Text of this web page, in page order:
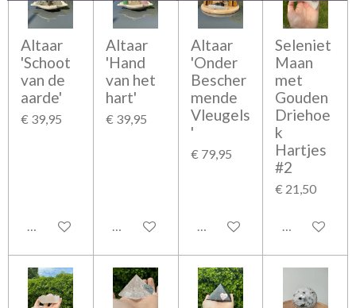
Altaar
'Schoot
van de
aarde'
€ 39,95
Houd mij op de hoogte
Altaar
'Hand
van het
hart'
€ 39,95
Houd mij op de hoogte
Altaar
'Onder
Bescher
mende
Vleugels
'
€ 79,95
Houd mij op de hoogte
Seleniet
Maan
met
Gouden
Driehoe
k
Hartjes
#2
€ 21,50
Houd mij op